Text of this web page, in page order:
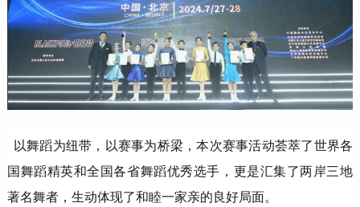
以舞蹈为纽带，以赛事为桥梁，本次赛事活动荟萃了世界各
国舞蹈精英和全国各省舞蹈优秀选手，更是汇集了两岸三地
著名舞者，生动体现了和睦一家亲的良好局面。